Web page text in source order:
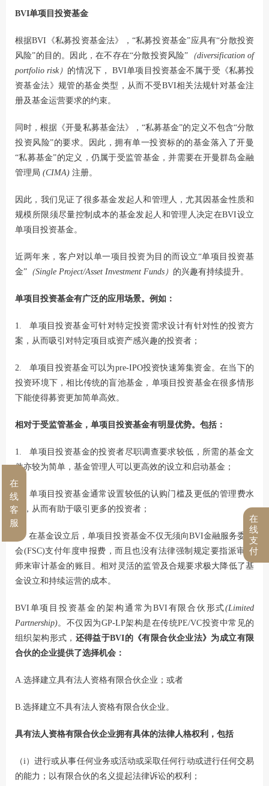
BVI单项目投资基金
根据BVI《私募投资基金法》，“私募投资基金”应具有“分散投资
风险”的目的。因此，在不存在“分散投资风险” （diversification of
portfolio risk） 的情况下， BVI单项目投资基金不属于受《私募投
资基金法》规管的基金类型，从而不受BVI相关法规针对基金注
册及基金运营要求的约束。
同时，根据《开曼私募基金法》，“私募基金”的定义不包含“分散
投资风险”的要求。因此，拥有单一投资标的的基金落入了开曼
“私募基金”的定义，仍属于受监管基金，并需要在开曼群岛金融
管理局 (CIMA) 注册。
因此，我们见证了很多基金发起人和管理人，尤其因基金性质和
规模所限须尽量控制成本的基金发起人和管理人决定在BVI设立
单项目投资基金。
近两年来，客户对以单一项目投资为目的而设立“单项目投资基
金” （Single Project/Asset Investment Funds） 的兴趣有持续提升。
单项目投资基金有广泛的应用场景。例如：
1. 单项目投资基金可针对特定投资需求设计有针对性的投资方
案，从而吸引对特定项目或资产感兴趣的投资者；
2. 单项目投资基金可以为pre-IPO投资快速筹集资金。在当下的
投资环境下，相比传统的盲池基金，单项目投资基金在很多情形
下能使得募资更加简单高效。
相对于受监管基金，单项目投资基金有明显优势。包括：
1. 单项目投资基金的投资者尽职调查要求较低，所需的基金文
件亦较为简单，基金管理人可以更高效的设立和启动基金；
2. 单项目投资基金通常设置较低的认购门槛及更低的管理费水
平，从而有助于吸引更多的投资者；
3. 在基金设立后，单项目投资基金不仅无须向BVI金融服务委员
会(FSC)支付年度申报费，而且也没有法律强制规定要指派审计
师来审计基金的账目。相对灵活的监管及合规要求极大降低了基
金设立和持续运营的成本。
BVI单项目投资基金的架构通常为BVI有限合伙形式(Limited
Partnership)。不仅因为GP-LP架构是在传统PE/VC投资中常见的
组织架构形式， 还得益于BVI的《有限合伙企业法》为成立有限
合伙的企业提供了选择机会：
A.选择建立具有法人资格有限合伙企业；或者
B.选择建立不具有法人资格有限合伙企业。
具有法人资格有限合伙企业拥有具体的法律人格权利，包括
（i）进行或从事任何业务或活动或采取任何行动或进行任何交易
的能力；以有限合伙的名义提起法律诉讼的权利；
在
线
客
服
在
线
支
付